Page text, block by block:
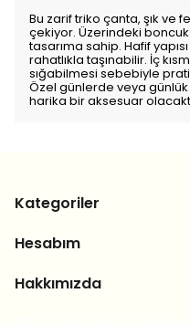
Bu zarif triko çanta, şık ve
çekiyor. Üzerindeki
tasarıma sahip. Hafif
rahatlıkla taşınabilir. İç
sığabilmesi sebebiyle
Özel günlerde veya
harika bir aksesuar
Kategoriler
Hesabım
Hakkımızda